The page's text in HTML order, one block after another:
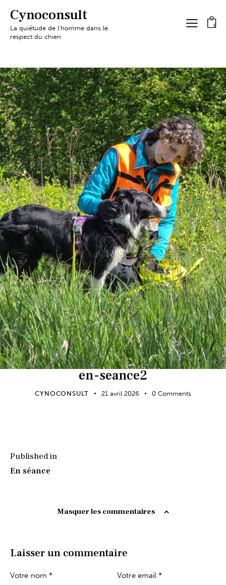
Cynoconsult
La quiétude de l'homme dans le
respect du chien
0
en-seance2
CYNOCONSULT 21 avril 2026 0 Comments
Published in
En séance
Masquer les commentaires
Laisser un commentaire